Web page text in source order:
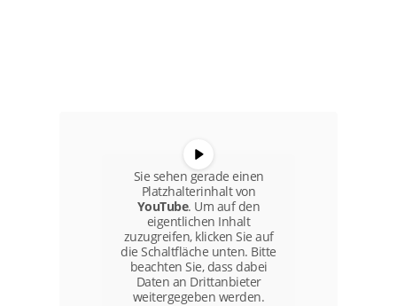
Sie sehen gerade einen
Platzhalterinhalt von
YouTube. Um auf den
eigentlichen Inhalt
zuzugreifen, klicken Sie auf
die Schaltfläche unten. Bitte
beachten Sie, dass dabei
Daten an Drittanbieter
weitergegeben werden.